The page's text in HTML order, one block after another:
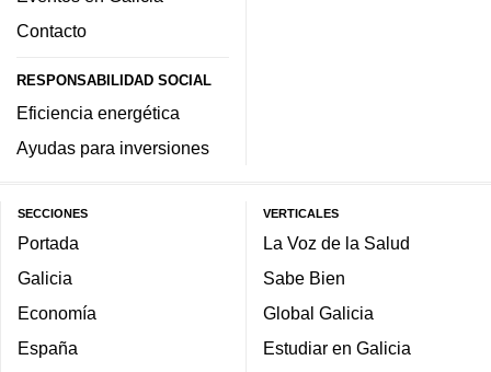
Contacto
RESPONSABILIDAD SOCIAL
Eficiencia energética
Ayudas para inversiones
SECCIONES
Portada
Galicia
Economía
España
VERTICALES
La Voz de la Salud
Sabe Bien
Global Galicia
Estudiar en Galicia